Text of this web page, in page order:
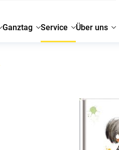
Ganztag Service Über uns